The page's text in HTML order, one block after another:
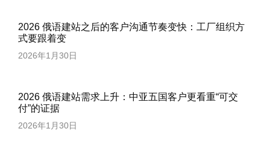
2026 俄语建站之后的客户沟通节奏变快：工厂组织方
式要跟着变
2026年1月30日
2026 俄语建站需求上升：中亚五国客户更看重“可交
付”的证据
2026年1月30日